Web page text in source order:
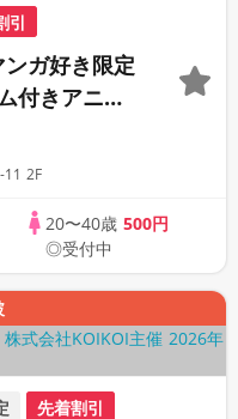
引
ンガ好き限定
付きアニメ
11 2F
20〜40歳 500円
◎受付中
先着割引